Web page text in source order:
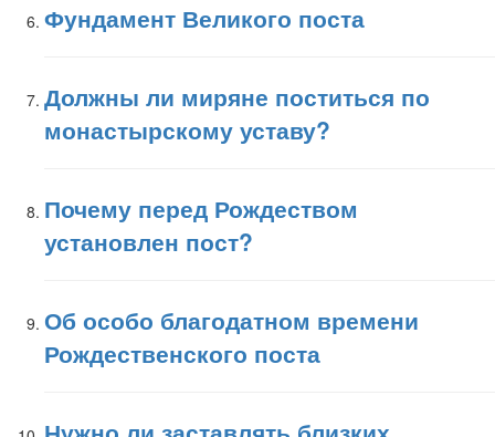
Фундамент Великого поста
Должны ли миряне поститься по
монастырскому уставу?
Почему перед Рождеством
установлен пост?
Об особо благодатном времени
Рождественского поста